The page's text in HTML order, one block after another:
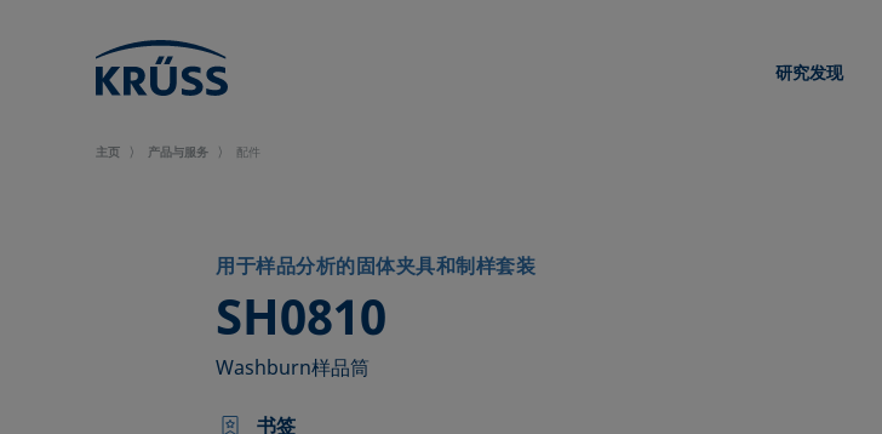
研究发现
主页 产品与服务 配件
用于样品分析的固体夹具和制样套装
SH0810
–
Washburn样品筒
书签